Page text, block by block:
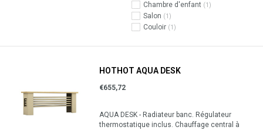
Chambre d'enfant (1)
Salon (1)
Couloir (1)
HOTHOT AQUA DESK
€655,72
AQUA DESK - Radiateur banc. Régulateur
thermostatique inclus. Chauffage central à